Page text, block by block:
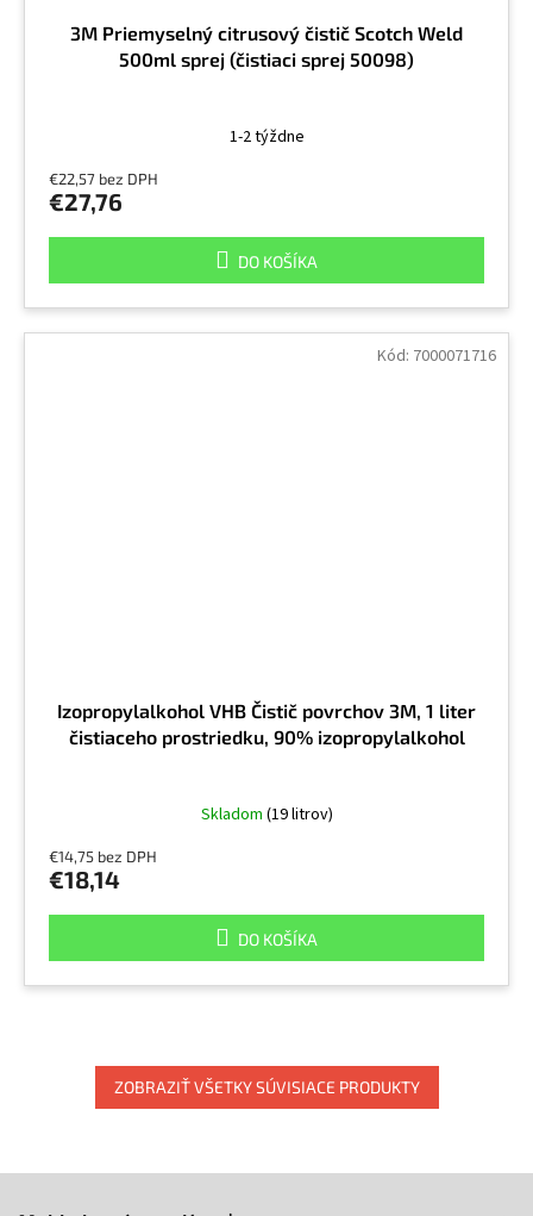
3M Priemyselný citrusový čistič Scotch Weld
500ml sprej (čistiaci sprej 50098)
1-2 týždne
€22,57 bez DPH
€27,76
DO KOŠÍKA
Izopropylalkohol VHB Čistič povrchov 3M, 1 liter
čistiaceho prostriedku, 90% izopropylalkohol
Skladom (19 litrov)
€14,75 bez DPH
€18,14
DO KOŠÍKA
Kód: 7000071716
ZOBRAZIŤ VŠETKY SÚVISIACE PRODUKTY